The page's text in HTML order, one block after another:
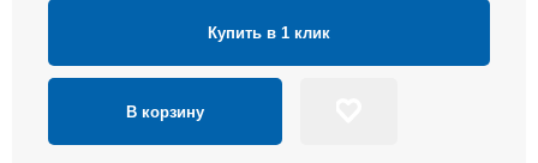
Купить в 1 клик
В корзину